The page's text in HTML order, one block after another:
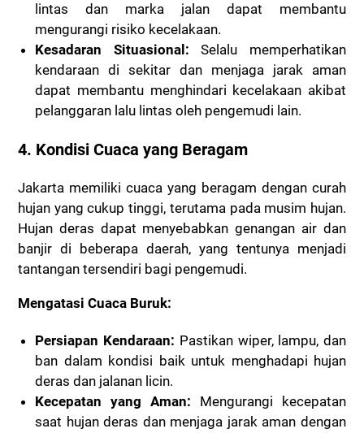
lintas dan marka jalan dapat membantu
mengurangi risiko kecelakaan.
Kesadaran Situasional: Selalu memperhatikan
kendaraan di sekitar dan menjaga jarak aman
dapat membantu menghindari kecelakaan akibat
pelanggaran lalu lintas oleh pengemudi lain.
4. Kondisi Cuaca yang Beragam
Jakarta memiliki cuaca yang beragam dengan curah
hujan yang cukup tinggi, terutama pada musim hujan.
Hujan deras dapat menyebabkan genangan air dan
banjir di beberapa daerah, yang tentunya menjadi
tantangan tersendiri bagi pengemudi.
Mengatasi Cuaca Buruk:
Persiapan Kendaraan: Pastikan wiper, lampu, dan
ban dalam kondisi baik untuk menghadapi hujan
deras dan jalanan licin.
Kecepatan yang Aman: Mengurangi kecepatan
saat hujan deras dan menjaga jarak aman dengan